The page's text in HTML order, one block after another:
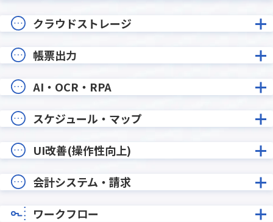
クラウドストレージ
帳票出力
AI・OCR・RPA
スケジュール・マップ
UI改善(操作性向上)
会計システム・請求
ワークフロー